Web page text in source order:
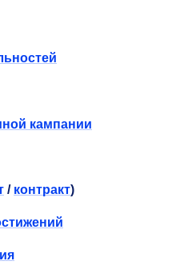
кампании
/ контракт)